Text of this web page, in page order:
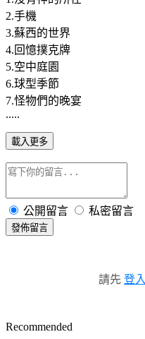
2.手機
3.蘇西的世界
4.回憶撲克牌
5.空中庭園
6.球型季節
7.怪物們的晚宴
.....
載入更多
公開留言 私密留言
發佈留言
請先 登入
Recommended